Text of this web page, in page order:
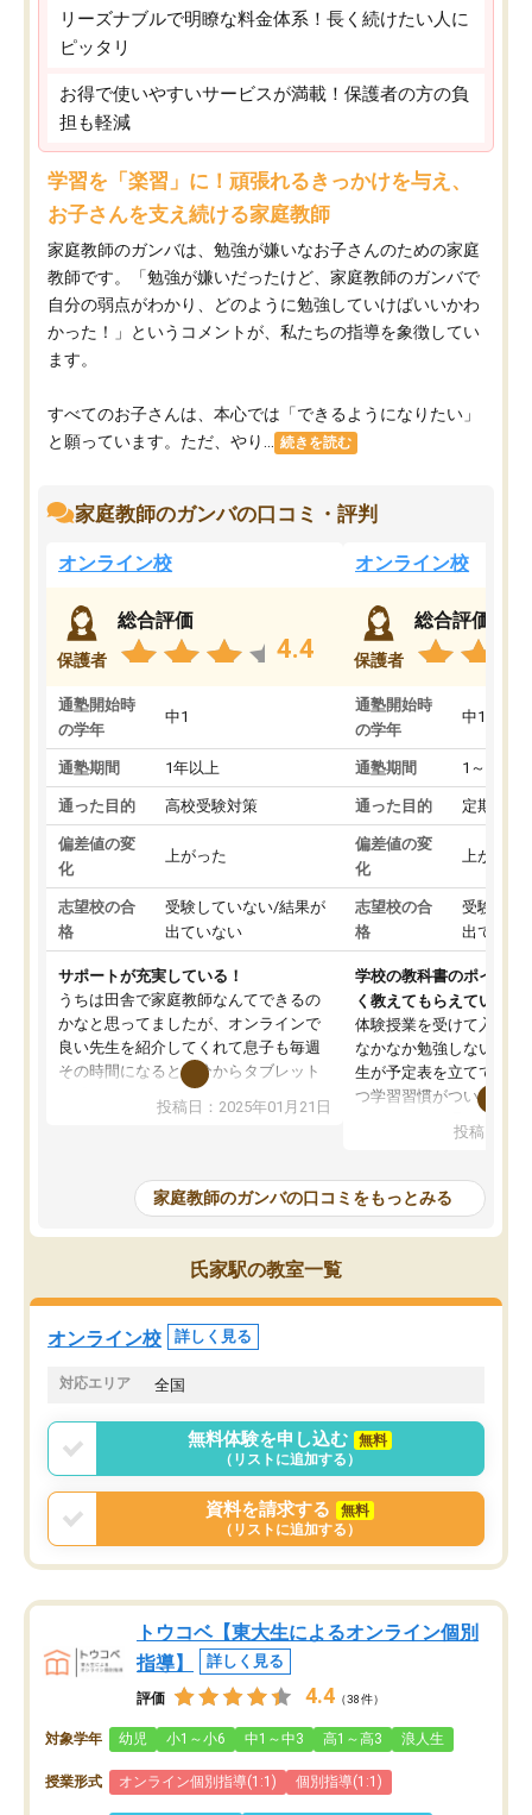
リーズナブルで明瞭な料金体系！長く続けたい人に
ピッタリ
お得で使いやすいサービスが満載！保護者の方の負
担も軽減
学習を「楽習」に！頑張れるきっかけを与え、
お子さんを支え続ける家庭教師
家庭教師のガンバは、勉強が嫌いなお子さんのための家庭
教師です。「勉強が嫌いだったけど、家庭教師のガンバで
自分の弱点がわかり、どのように勉強していけばいいかわ
かった！」というコメントが、私たちの指導を象徴してい
ます。
すべてのお子さんは、本心では「できるようになりたい」
と願っています。ただ、やり...
続きを読む
家庭教師のガンバの口コミ・評判
オンライン校
保護者
総合評価
4.4
通塾開始時
の学年
中1
通塾期間 1年以上
通った目的 高校受験対策
偏差値の変
化
上がった
志望校の合
格
受験していない/結果が
出ていない
サポートが充実している！
うちは田舎で家庭教師なんてできるの
かなと思ってましたが、オンラインで
良い先生を紹介してくれて息子も毎週
その時間になると自分からタブレット
を開いてzoomを繋げるようになりまし
た！5科目なんでもOKなのもとても気
めて1年ほどだった今では平均点以上の
科目が増えてきました！あと1年受験ま
であるので無料の週末教室を使用しな
がら頑張って欲しいと思います！
投稿日：2025年01月21日
オンライン校
保護者
総合評価
通塾開始時
の学年
中1
通塾期間 1～3ヵ月
通った目的 定期テス
偏差値の変
化
上がった
志望校の合
格
受験して
出ていな
学校の教科書のポイント
く教えてもらえている
体験授業を受けて入塾し
なかなか勉強しない息子
生が予定表を立ててくれ
つ学習習慣がついてきま
指導が無い日も予定表
問できるのでとても助か
投稿日：
家庭教師のガンバの口コミをもっとみる
氏家駅の教室一覧
オンライン校 詳しく見る
対応エリア 全国
無料体験を申し込む
無料
（リストに追加する）
資料を請求する
無料
（リストに追加する）
トウコベ【東大生によるオンライン個別
指導】
詳しく見る
評価 4.4 （38件）
対象学年 幼児 小1～小6 中1～中3 高1～高3 浪人生
授業形式 オンライン個別指導(1:1) 個別指導(1:1)